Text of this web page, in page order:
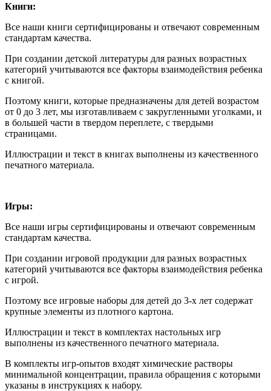
Книги:
Все наши книги сертифицированы и отвечают современным
стандартам качества.
При создании детской литературы для разных возрастных
категорий учитываются все факторы взаимодействия ребенка
с книгой.
Поэтому книги, которые предназначены для детей возрастом
от 0 до 3 лет, мы изготавливаем с закругленными уголками, и
в большей части в твердом переплете, с твердыми
страницами.
Иллюстрации и текст в книгах выполнены из качественного
печатного материала.
Игры:
Все наши игры сертифицированы и отвечают современным
стандартам качества.
При создании игровой продукции для разных возрастных
категорий учитываются все факторы взаимодействия ребенка
с игрой.
Поэтому все игровые наборы для детей до 3-х лет содержат
крупные элементы из плотного картона.
Иллюстрации и текст в комплектах настольных игр
выполнены из качественного печатного материала.
В комплекты игр-опытов входят химические растворы
минимальной концентрации, правила обращения с которыми
указаны в инструкциях к набору.